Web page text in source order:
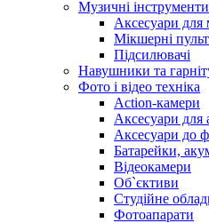
Музичні
Аксесуари для
Мікшерні
Підсилювачі
Навушники та
Фото і відео техніка
Action-камери
Аксесуари для
Аксесуари до
Батарейки,
Відеокамери
Об`єктиви
Студійне
Фотоапарати